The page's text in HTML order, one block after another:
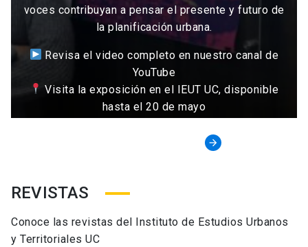
voces contribuyan a pensar el presente y futuro de
la planificación urbana.
Revisa el video completo en nuestro canal de
YouTube
Visita la exposición en el IEUT UC, disponible
hasta el 20 de mayo
arrow_forward
REVISTAS
Conoce las revistas del Instituto de Estudios Urbanos
y Territoriales UC